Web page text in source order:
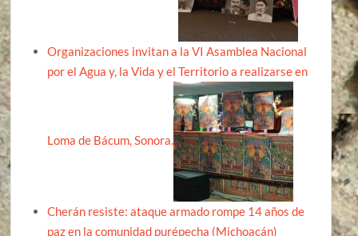
Organizaciones invitan a la VI Asamblea Nacional
por el Agua y, la Vida y el Territorio a realizarse en
Loma de Bácum, Sonora.
Cherán resiste: ataque armado rompe 14 años de
paz en la comunidad purépecha (Michoacán)